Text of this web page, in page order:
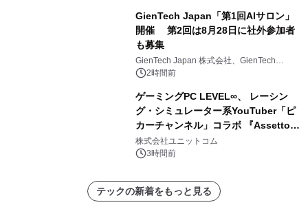
GienTech Japan「第1回AIサロン」
開催 第2回は8月28日に社外参加者
も募集
GienTech Japan 株式会社、GienTech
Consulting Japan 株式会社
2時間前
ゲーミングPC LEVEL∞、 レーシン
グ・シミュレーター系YouTuber「ピ
カーチャンネル」コラボ 『Assetto
Corsa EVO』推奨パソコン販売中
株式会社ユニットコム
3時間前
テックの新着をもっと見る